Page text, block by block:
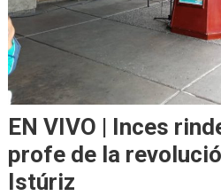
EN VIVO | Inces
profe de la
Istúriz